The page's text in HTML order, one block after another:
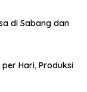
di Sabang dan
Hari, Produksi